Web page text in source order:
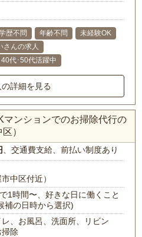
歴不問 年齢不問
未経験OK
さんの求人
代･50代活躍中
の詳細を見る
ンションでのお掃除代行の
）
、交通費支給、前払い制度あり
中区付近）
1時間〜、好きな日に働くこと
補の日時から選択)
、お風呂、洗面所、リビン
除